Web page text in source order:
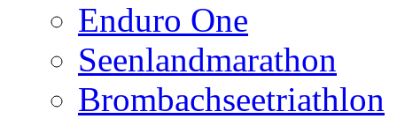
Enduro One
Seenlandmarathon
Brombachseetriathlon